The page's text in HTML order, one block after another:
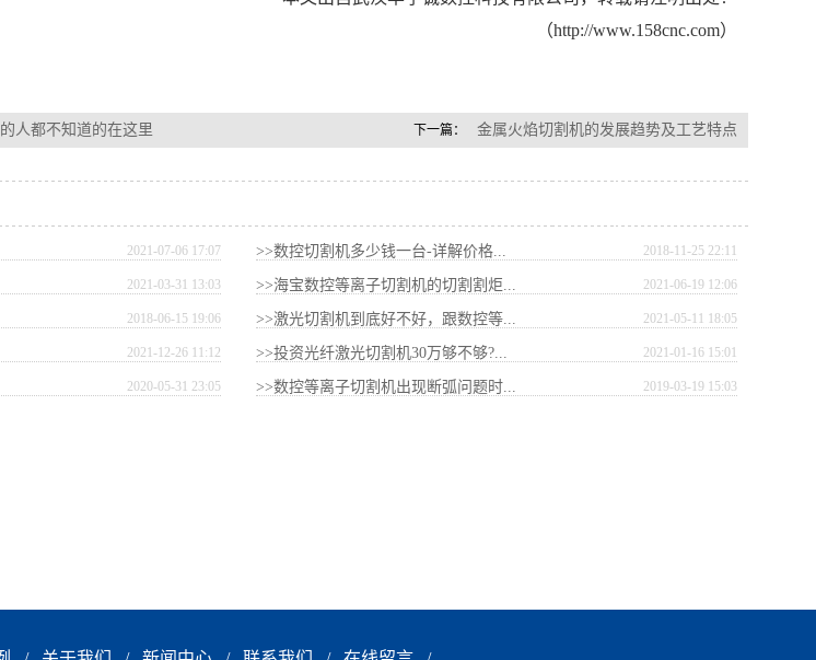
（http://www.158cnc.com）
人都不知道的在这里 下一篇： 金属火焰切割机的发展趋势及工艺特点
2021-07-06 17:07
2021-03-31 13:03
2018-06-15 19:06
2021-12-26 11:12
2020-05-31 23:05
>>数控切割机多少钱一台-详解价格... 2018-11-25 22:11
>>海宝数控等离子切割机的切割割炬... 2021-06-19 12:06
>>激光切割机到底好不好，跟数控等... 2021-05-11 18:05
>>投资光纤激光切割机30万够不够?... 2021-01-16 15:01
>>数控等离子切割机出现断弧问题时... 2019-03-19 15:03